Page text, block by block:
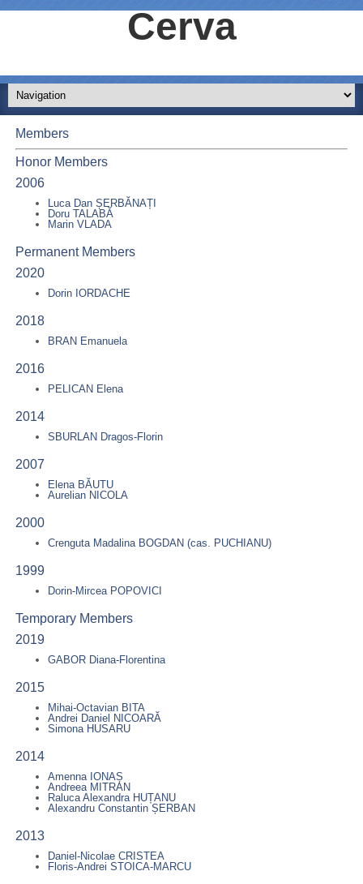
Cerva
Members
Honor Members
2006
Luca Dan ȘERBĂNAȚI
Doru TALABĂ
Marin VLADA
Permanent Members
2020
Dorin IORDACHE
2018
BRAN Emanuela
2016
PELICAN Elena
2014
SBURLAN Dragos-Florin
2007
Elena BĂUTU
Aurelian NICOLA
2000
Crenguta Madalina BOGDAN (cas. PUCHIANU)
1999
Dorin-Mircea POPOVICI
Temporary Members
2019
GABOR Diana-Florentina
2015
Mihai-Octavian BITA
Andrei Daniel NICOARĂ
Simona HUSARU
2014
Amenna IONAȘ
Andreea MITRAN
Raluca Alexandra HUȚANU
Alexandru Constantin ȘERBAN
2013
Daniel-Nicolae CRISTEA
Floris-Andrei STOICA-MARCU